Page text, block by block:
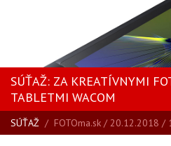
KALENDÁR
SÚŤAŽ: ZA KREATÍVNYMI
TABLETMI WACOM
SÚŤAŽ / FOTOma.sk / 20.12.2018 /